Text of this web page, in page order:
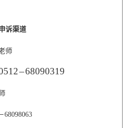
诉渠道
师
－68090319
68098063